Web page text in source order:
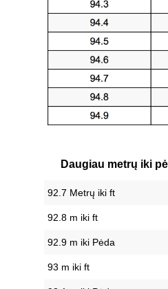
Daugiau metrų iki
92.7 Metrų iki ft
92.8 m iki ft
92.9 m iki Pėda
93 m iki ft